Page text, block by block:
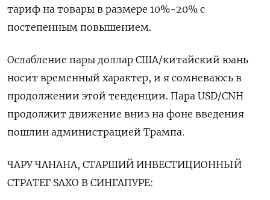
тариф на товары в размере 10%-20% с
постепенным повышением.
Ослабление пары доллар США/китайский юань
носит временный характер, и я сомневаюсь в
продолжении этой тенденции. Пара USD/CNH
продолжит движение вниз на фоне введения
пошлин администрацией Трампа.
ЧАРУ ЧАНАНА, СТАРШИЙ ИНВЕСТИЦИОННЫЙ
СТРАТЕГ SAXO В СИНГАПУРЕ: